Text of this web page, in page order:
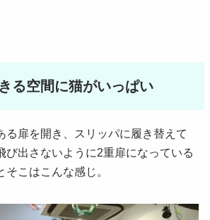
る空間に猫がいっぱい
る扉を開き、スリッパに履き替えて
び出さないように2重扉になっている
こはこんな感じ。